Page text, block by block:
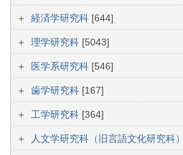
経済学研究科 [644]
理学研究科 [5043]
医学系研究科 [546]
歯学研究科 [167]
工学研究科 [364]
人文学研究科（旧言語文化研究科）